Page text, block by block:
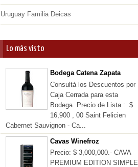
Uruguay Familia Deicas
Lo más visto
Bodega Catena Zapata
Consultá los Descuentos por
Caja Cerrada para esta
Bodega. Precio de Lista : $
16,900 , 00 Saint Felicien
Cabernet Sauvignon - Ca...
Cavas Winefroz
Precio: $ 3,000,000.- CAVA
PREMIUM EDITION SIMPLE